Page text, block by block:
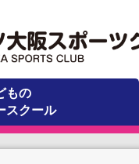
もの
スクール